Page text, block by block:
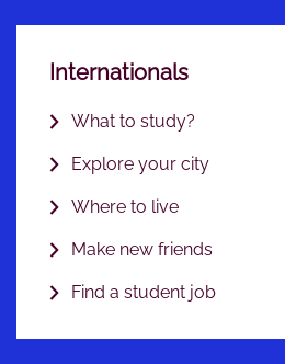
Internationals
What to study?
Explore your city
Where to live
Make new friends
Find a student job